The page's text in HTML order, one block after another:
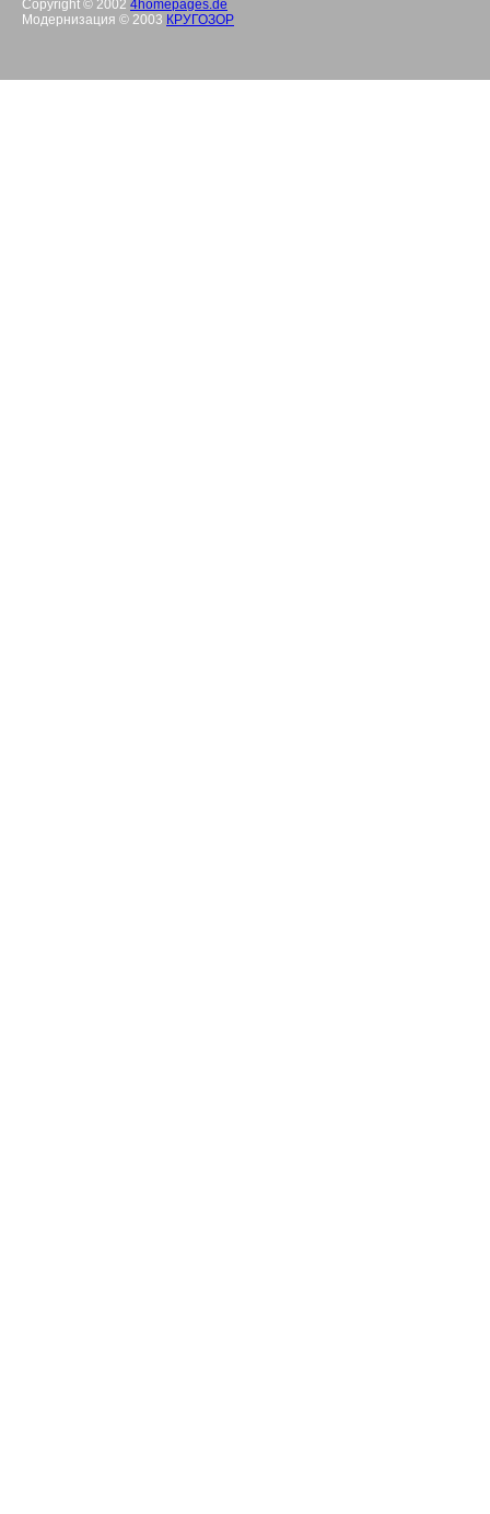
Copyright © 2002 4homepages.de
Модернизация © 2003 КРУГОЗОР